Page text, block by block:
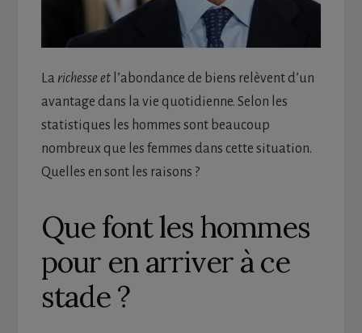
La richesse etl’abondance de biens relèvent d’un
avantage dans la vie quotidienne. Selon les
statistiques les hommes sont beaucoup
nombreux que les femmes dans cette situation.
Quelles en sont les raisons ?
Que font les hommes
pour en arriver à ce
stade ?